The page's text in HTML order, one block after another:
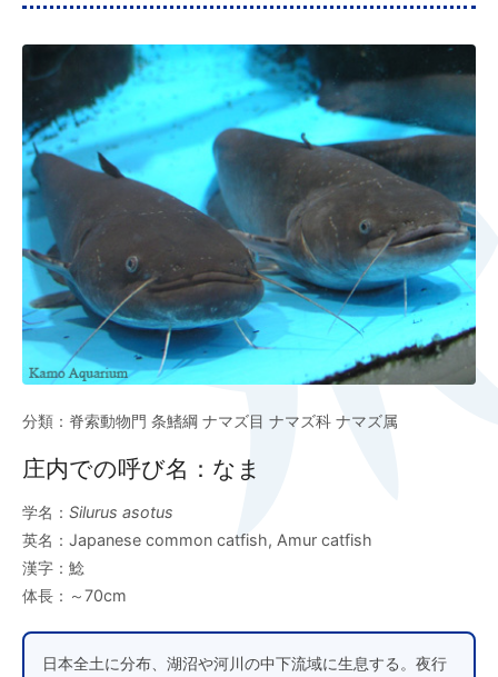
分類：脊索動物門 条鰭綱 ナマズ目 ナマズ科 ナマズ属
庄内での呼び名：なま
学名： Silurus asotus
英名：Japanese common catfish, Amur catfish
漢字：鯰
体長：～70cm
日本全土に分布、湖沼や河川の中下流域に生息する。夜行